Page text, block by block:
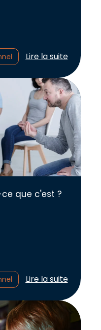
Lire l'article :
Lire la suite
ce que c'est ?
Lire l'article :
Lire la suite